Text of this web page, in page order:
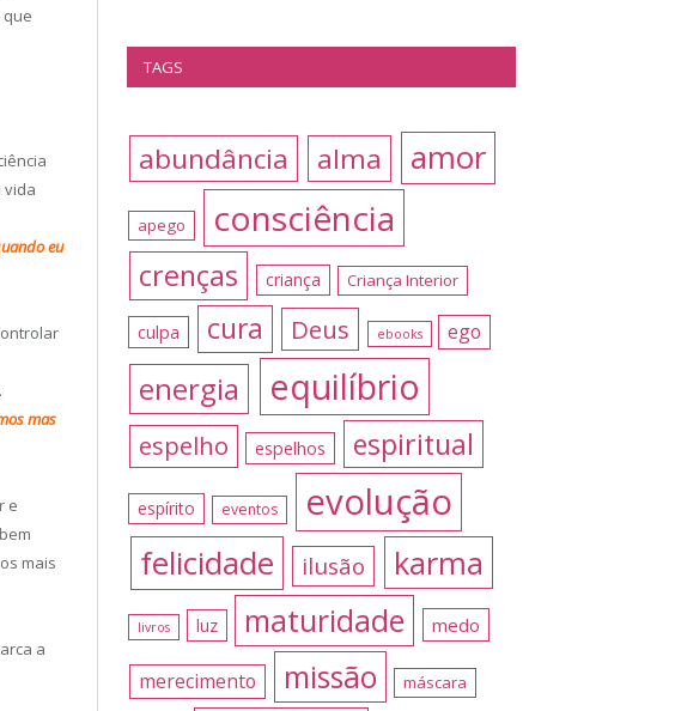
que
vida
eu
mas
e
mais
a
TAGS
abundância alma amor
apego consciência
crenças criança Criança Interior
culpa cura Deus ebooks ego
energia equilíbrio
espelho espelhos espiritual
espírito eventos evolução
felicidade ilusão karma
livros luz maturidade medo
merecimento missão máscara